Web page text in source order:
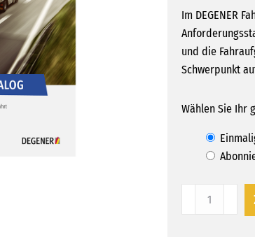
Im DEGENER
und die
Schwerpunkt
Wählen Sie Ihr
Wähle
eine
Kaufart
aus